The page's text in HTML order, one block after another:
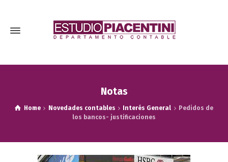
Notas
Home Novedades contables Interés General
Pedidos de
los bancos- justificaciones